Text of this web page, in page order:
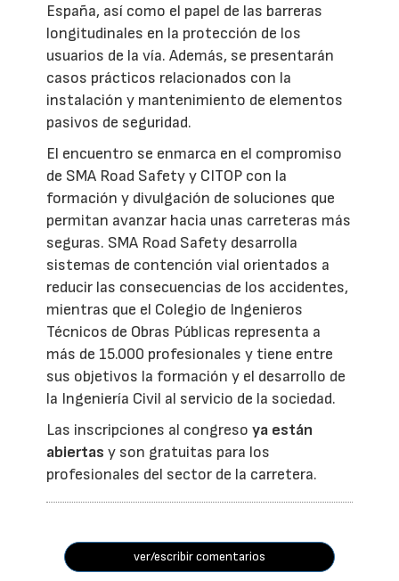
España, así como el papel de las barreras
longitudinales en la protección de los
usuarios de la vía. Además, se presentarán
casos prácticos relacionados con la
instalación y mantenimiento de elementos
pasivos de seguridad.
El encuentro se enmarca en el compromiso
de SMA Road Safety y CITOP con la
formación y divulgación de soluciones que
permitan avanzar hacia unas carreteras más
seguras. SMA Road Safety desarrolla
sistemas de contención vial orientados a
reducir las consecuencias de los accidentes,
mientras que el Colegio de Ingenieros
Técnicos de Obras Públicas representa a
más de 15.000 profesionales y tiene entre
sus objetivos la formación y el desarrollo de
la Ingeniería Civil al servicio de la sociedad.
Las inscripciones al congresoya están
abiertas y son gratuitas para los
profesionales del sector de la carretera.
ver/escribir comentarios